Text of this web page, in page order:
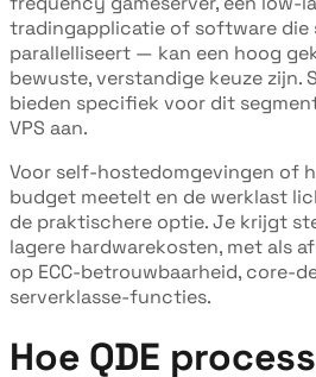
tradingapplicatie of software die
parallelliseert — kan een hoog
bewuste, verstandige keuze zijn.
bieden specifiek voor dit
VPS aan.
Voor self-hostedomgevingen of
budget meetelt en de werklast
de praktischere optie. Je krijgt
lagere hardwarekosten, met als
op ECC-betrouwbaarheid, core-
serverklasse-functies.
Hoe QDE